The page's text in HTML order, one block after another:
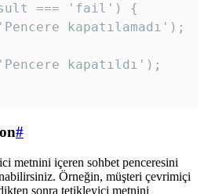
=== 'fail') {
kapatılamadı');
kapatıldı');
#
metnini içeren sohbet penceresini
Örneğin, müşteri çevrimiçi
sonra tetikleyici metnini